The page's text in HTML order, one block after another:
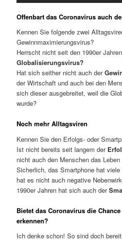
Offenbart dasCoronavirus auch
Kennen Sie folgende zwei
Gewinnmaximierungsvirus?
Herrscht nicht seit den 1990er
Globalisierungsvirus?
Hat sich seither nicht auch der
der Wirtschaft und auch bei den
sich dieser ausgebreitet, weil die
wurde?
Noch mehr Alltagsviren
Kennen Sie den Erfolgs- oder
Ist nicht bereits seit langem der
nicht auch den Menschen das
Sicherlich, das Smartphone hat
hat es nicht auch negative
1990er Jahren hat sich auch der
Bietet das Coronavirus die
erkennen?
Ich denke schon! So sind doch